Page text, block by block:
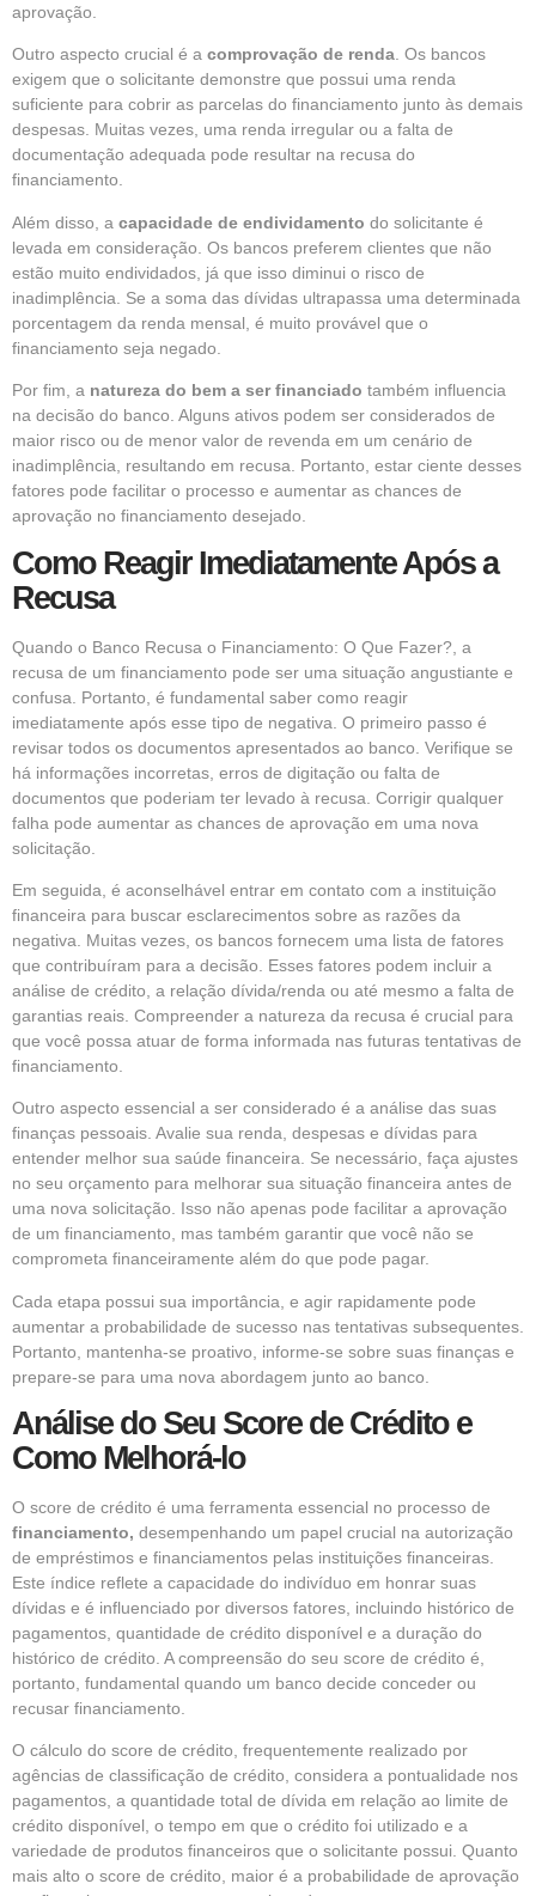
aprovação.
Outro aspecto crucial é a comprovação de renda. Os bancos
exigem que o solicitante demonstre que possui uma renda
suficiente para cobrir as parcelas do financiamento junto às demais
despesas. Muitas vezes, uma renda irregular ou a falta de
documentação adequada pode resultar na recusa do
financiamento.
Além disso, a capacidade de endividamento do solicitante é
levada em consideração. Os bancos preferem clientes que não
estão muito endividados, já que isso diminui o risco de
inadimplência. Se a soma das dívidas ultrapassa uma determinada
porcentagem da renda mensal, é muito provável que o
financiamento seja negado.
Por fim, a natureza do bem a ser financiado também influencia
na decisão do banco. Alguns ativos podem ser considerados de
maior risco ou de menor valor de revenda em um cenário de
inadimplência, resultando em recusa. Portanto, estar ciente desses
fatores pode facilitar o processo e aumentar as chances de
aprovação no financiamento desejado.
Como Reagir Imediatamente Após a
Recusa
Quando o Banco Recusa o Financiamento: O Que Fazer?, a
recusa de um financiamento pode ser uma situação angustiante e
confusa. Portanto, é fundamental saber como reagir
imediatamente após esse tipo de negativa. O primeiro passo é
revisar todos os documentos apresentados ao banco. Verifique se
há informações incorretas, erros de digitação ou falta de
documentos que poderiam ter levado à recusa. Corrigir qualquer
falha pode aumentar as chances de aprovação em uma nova
solicitação.
Em seguida, é aconselhável entrar em contato com a instituição
financeira para buscar esclarecimentos sobre as razões da
negativa. Muitas vezes, os bancos fornecem uma lista de fatores
que contribuíram para a decisão. Esses fatores podem incluir a
análise de crédito, a relação dívida/renda ou até mesmo a falta de
garantias reais. Compreender a natureza da recusa é crucial para
que você possa atuar de forma informada nas futuras tentativas de
financiamento.
Outro aspecto essencial a ser considerado é a análise das suas
finanças pessoais. Avalie sua renda, despesas e dívidas para
entender melhor sua saúde financeira. Se necessário, faça ajustes
no seu orçamento para melhorar sua situação financeira antes de
uma nova solicitação. Isso não apenas pode facilitar a aprovação
de um financiamento, mas também garantir que você não se
comprometa financeiramente além do que pode pagar.
Cada etapa possui sua importância, e agir rapidamente pode
aumentar a probabilidade de sucesso nas tentativas subsequentes.
Portanto, mantenha-se proativo, informe-se sobre suas finanças e
prepare-se para uma nova abordagem junto ao banco.
Análise do Seu Score de Crédito e
Como Melhorá-lo
O score de crédito é uma ferramenta essencial no processo de
financiamento, desempenhando um papel crucial na autorização
de empréstimos e financiamentos pelas instituições financeiras.
Este índice reflete a capacidade do indivíduo em honrar suas
dívidas e é influenciado por diversos fatores, incluindo histórico de
pagamentos, quantidade de crédito disponível e a duração do
histórico de crédito. A compreensão do seu score de crédito é,
portanto, fundamental quando um banco decide conceder ou
recusar financiamento.
O cálculo do score de crédito, frequentemente realizado por
agências de classificação de crédito, considera a pontualidade nos
pagamentos, a quantidade total de dívida em relação ao limite de
crédito disponível, o tempo em que o crédito foi utilizado e a
variedade de produtos financeiros que o solicitante possui. Quanto
mais alto o score de crédito, maior é a probabilidade de aprovação